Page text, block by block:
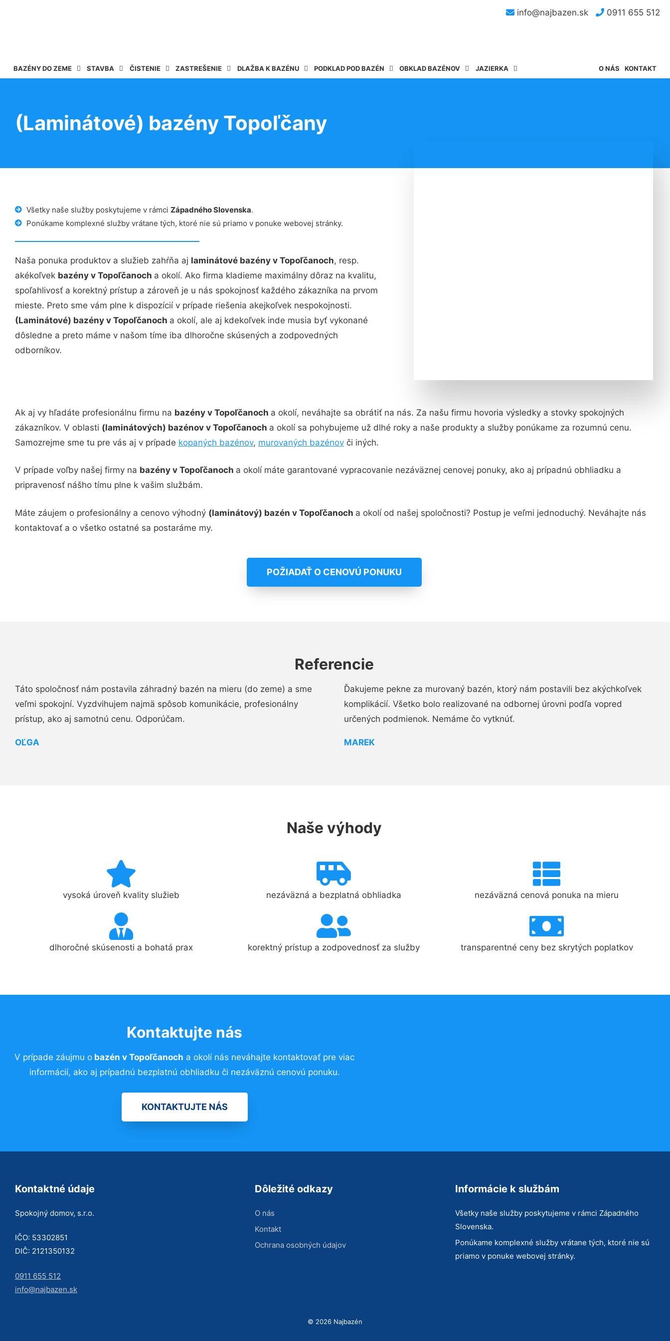
info@najbazen.sk 0911 655 512
BAZÉNY DO ZEME STAVBA ČISTENIE ZASTREŠENIE DLAŽBA K BAZÉNU PODKLAD POD BAZÉN OBKLAD BAZÉNOV JAZIERKA KONTAKT
O NÁS
(Laminátové) bazény Topoľčany
Všetky naše služby poskytujeme v rámci Západného Slovenska.
Ponúkame komplexné služby vrátane tých, ktoré nie sú priamo v ponuke webovej stránky.
Naša ponuka produktov a služieb zahŕňa aj laminátové bazény v Topoľčanoch, resp.
akékoľvek bazény v Topoľčanoch a okolí. Ako firma kladieme maximálny dôraz na kvalitu,
spoľahlivosť a korektný prístup a zároveň je u nás spokojnosť každého zákazníka na prvom
mieste. Preto sme vám plne k dispozícií v prípade riešenia akejkoľvek nespokojnosti.
(Laminátové) bazény v Topoľčanoch a okolí, ale aj kdekoľvek inde musia byť vykonané
dôsledne a preto máme v našom tíme iba dlhoročne skúsených a zodpovedných
odborníkov.
Ak aj vy hľadáte profesionálnu firmu na bazény v Topoľčanoch a okolí, neváhajte sa obrátiť na nás. Za našu firmu hovoria výsledky a stovky spokojných
zákazníkov. V oblasti (laminátových) bazénov v Topoľčanoch a okolí sa pohybujeme už dlhé roky a naše produkty a služby ponúkame za rozumnú cenu.
Samozrejme sme tu pre vás aj v prípade kopaných bazénov, murovaných bazénov či iných.
V prípade voľby našej firmy na bazény v Topoľčanoch a okolí máte garantované vypracovanie nezáväznej cenovej ponuky, ako aj prípadnú obhliadku a
pripravenosť nášho tímu plne k vašim službám.
Máte záujem o profesionálny a cenovo výhodný (laminátový) bazén v Topoľčanoch a okolí od našej spoločnosti? Postup je veľmi jednoduchý. Neváhajte nás
kontaktovať a o všetko ostatné sa postaráme my.
POŽIADAŤ O CENOVÚ PONUKU
Referencie
Táto spoločnosť nám postavila záhradný bazén na mieru (do zeme) a sme
veľmi spokojní. Vyzdvihujem najmä spôsob komunikácie, profesionálny
prístup, ako aj samotnú cenu. Odporúčam.
OĽGA
Ďakujeme pekne za murovaný bazén, ktorý nám postavili bez akýchkoľvek
komplikácií. Všetko bolo realizované na odbornej úrovni podľa vopred
určených podmienok. Nemáme čo vytknúť.
MAREK
Naše výhody
vysoká úroveň kvality služieb nezáväzná a bezplatná obhliadka nezáväzná cenová ponuka na mieru
dlhoročné skúsenosti a bohatá prax korektný prístup a zodpovednosť za služby transparentné ceny bez skrytých poplatkov
Kontaktujte nás
V prípade záujmu o bazén v Topoľčanoch a okolí nás neváhajte kontaktovať pre viac
informácií, ako aj prípadnú bezplatnú obhliadku či nezáväznú cenovú ponuku.
KONTAKTUJTE NÁS
Kontaktné údaje
Spokojný domov, s.r.o.
IČO: 53302851
DIČ: 2121350132
0911 655 512
info@najbazen.sk
Dôležité odkazy
O nás
Kontakt
Ochrana osobných údajov
Informácie k službám
Všetky naše služby poskytujeme v rámci Západného
Slovenska.
Ponúkame komplexné služby vrátane tých, ktoré nie sú
priamo v ponuke webovej stránky.
© 2026 Najbazén